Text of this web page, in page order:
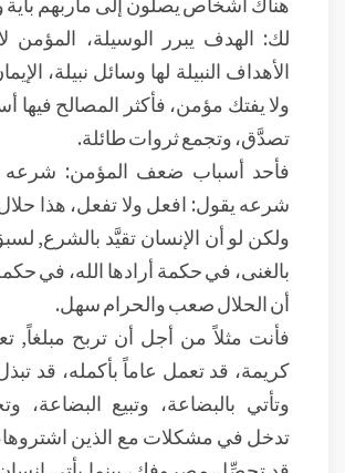
لك: الهدف يبرر الوسيلة، المؤمن
الأهداف النبيلة لها وسائل نبيلة،
ولا يفتك مؤمن، فأكثر المصالح فيها
تصدَّق، وتجمع ثروات طائلة.
فأحد أسباب ضعف المؤمن: شرعه
شرعه يقول: افعل ولا تفعل، هذا
ولكن لو أن الإنسان تقيَّد بالشرع,
بالغنى، في حكمة أرادها الله، في
أن الحلال صعب والحرام سهل.
فأنت مثلاً من أجل أن تربح مبلغاً,
كريمة، قد تعمل عاماً بأكمله، قد
وتأتي بالبضاعة، وتبيع البضاعة،
تدخل في مشكلات مع الذين اشتروها،